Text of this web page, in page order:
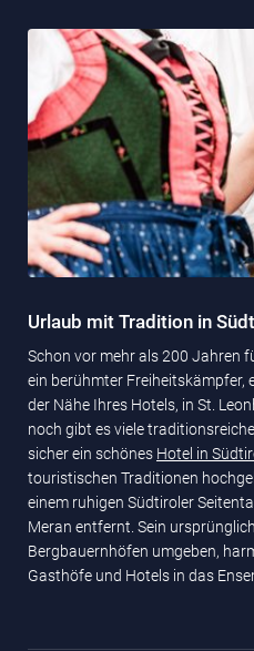
Urlaub mit Tradition in
Schon vor mehr als 200 Jahren
ein berühmter Freiheitskämpfer,
der Nähe Ihres Hotels, in St.
noch gibt es viele
sicher ein schönes Hotel in
touristischen Traditionen
einem ruhigen Südtiroler
Meran entfernt. Sein
Bergbauernhöfen umgeben,
Gasthöfe und Hotels in das